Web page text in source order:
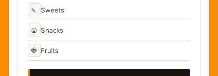
🍡 Sweets
🍘 Snacks
🍓 Fruits